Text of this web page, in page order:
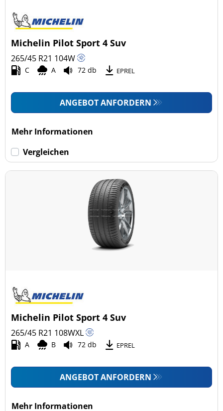
Pkw (32)
Transporter (0)
Wohnmobil (0)
Keine Run-flat (59)
Michelin Pilot Sport 4 Suv
265/45 R21 104W
C A 72 db EPREL
ANGEBOT ANFORDERN
Mehr Informationen
Vergleichen
Michelin Pilot Sport 4 Suv
265/45 R21 108WXL
A B 72 db EPREL
ANGEBOT ANFORDERN
Mehr Informationen